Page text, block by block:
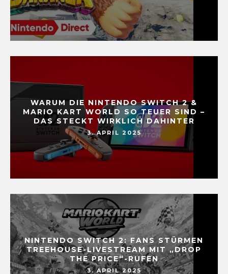
WARUM DIE NINTENDO SWITCH 2 &
MARIO KART WORLD SO TEUER SIND –
DAS STECKT WIRKLICH DAHINTER
3. APRIL 2025
NINTENDO SWITCH 2: FANS STÜRMEN
TREEHOUSE-LIVESTREAM MIT „DROP
THE PRICE“-RUFEN
3. APRIL 2025